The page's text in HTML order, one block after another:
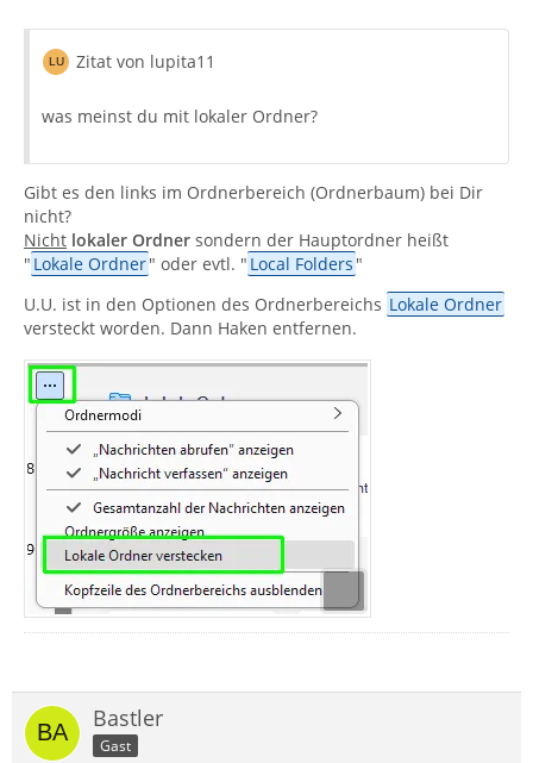
Zitat von lupita11
was meinst du mit lokaler Ordner?
Gibt es den links im Ordnerbereich (Ordnerbaum) bei Dir
nicht?
Nicht lokaler Ordner sondern der Hauptordner heißt
" Lokale Ordner" oder evtl. " Local Folders "
U.U. ist in den Optionen des Ordnerbereichs Lokale Ordner
versteckt worden. Dann Haken entfernen.
Bastler
Gast